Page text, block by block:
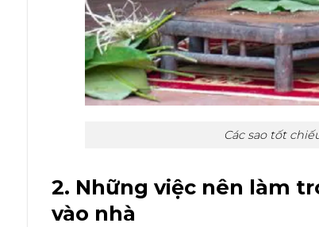
Các sao tốt
2. Những việc nên làm
vào nhà